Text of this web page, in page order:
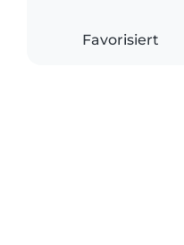
Favorisiert